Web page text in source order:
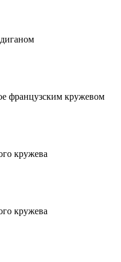
французским кружевом
кружева
кружева